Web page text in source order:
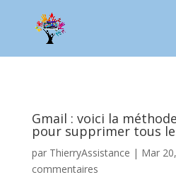
Gmail : voici la
pour supprimer tous
par ThierryAssistance | Mar
commentaires